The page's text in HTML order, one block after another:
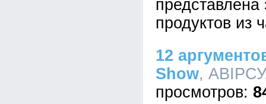
продуктов из
12
Show,